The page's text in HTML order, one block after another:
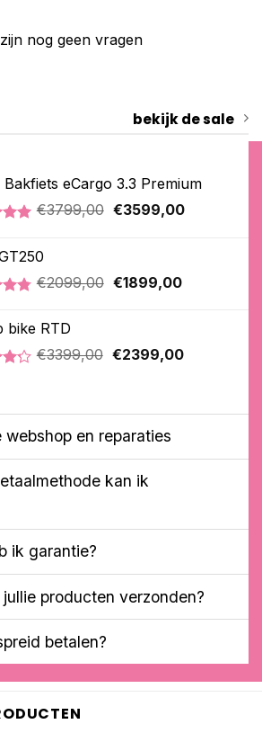
nog geen vragen
bekijk de sale
Bakfiets eCargo 3.3 Premium
€3799,00 Oorspronkelijke
€3599,00Huidige
5
€2099,00 Oorspronkelijke
€1899,00Huidige
bike RTD
€3399,00 Oorspronkelijke
€2399,00Huidige
webshop en reparaties
kan ik
ik garantie?
producten verzonden?
betalen?